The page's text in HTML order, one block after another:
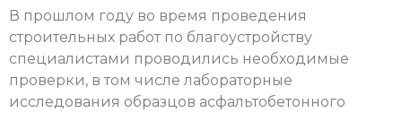
В прошлом году во время проведения
строительных работ по благоустройству
специалистами проводились необходимые
проверки, в том числе лабораторные
исследования образцов асфальтобетонного